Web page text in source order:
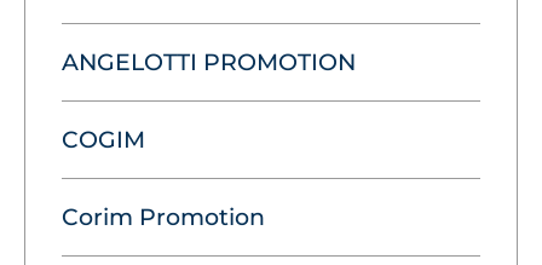
ANGELOTTI PROMOTION
COGIM
Corim Promotion